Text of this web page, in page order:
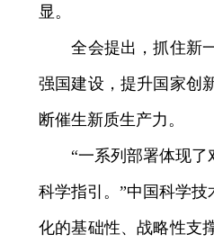
显。
全会提出，抓住新一
强国建设，提升国家创
断催生新质生产力。
“一系列部署体现了对
科学指引。”中国科学
化的基础性、战略性支